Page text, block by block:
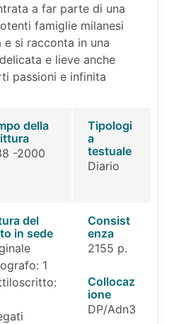
a far parte di una
famiglie milanesi
si racconta in una
e lieve anche
passioni e infinita
della
-2000
Tipologi
a
testuale
Diario
del
in sede
1
Consist
enza
2155 p.
Collocaz
ione
DP/Adn3